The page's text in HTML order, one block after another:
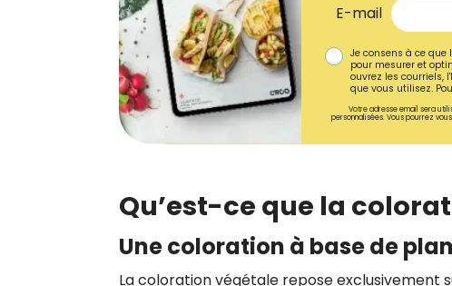
E-mail
Je consens à ce
pour mesurer et
ouvrez les courriels,
que vous utilisez.
Votre adresse email sera
personnalisées. Vous pourrez
Qu’est-ce que la
Une coloration à base de
La coloration végétale repose exclusivement